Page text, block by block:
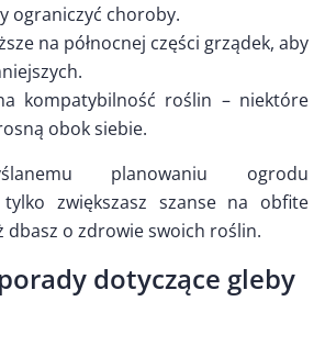
ograniczyć choroby.
na północnej części grządek, aby
kompatybilność roślin – niektóre
obok siebie.
planowaniu ogrodu
zwiększasz szanse na obfite
dbasz o zdrowie swoich roślin.
dotyczące gleby